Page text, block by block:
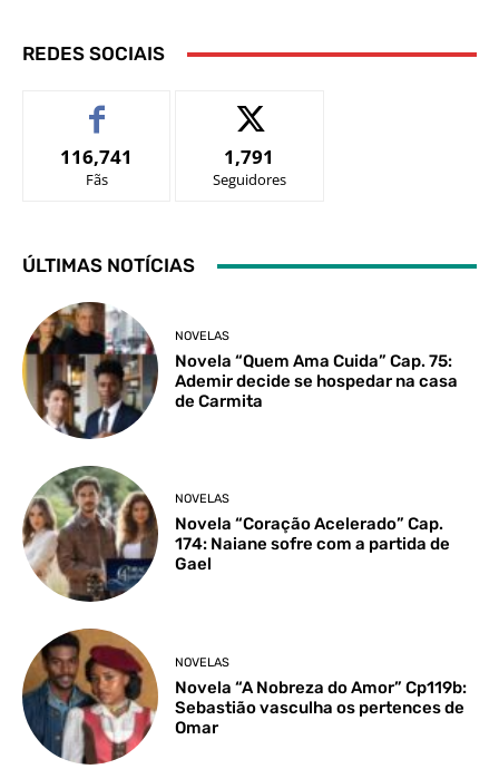
REDES SOCIAIS
116,741
Fãs
1,791
Seguidores
ÚLTIMAS NOTÍCIAS
NOVELAS
Novela “Quem Ama Cuida” Cap. 75:
Ademir decide se hospedar na casa
de Carmita
NOVELAS
Novela “Coração Acelerado” Cap.
174: Naiane sofre com a partida de
Gael
NOVELAS
Novela “A Nobreza do Amor” Cp119b:
Sebastião vasculha os pertences de
Omar